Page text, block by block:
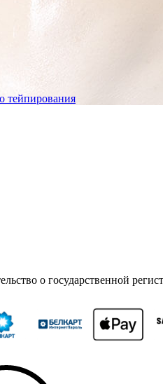
тейпирования
о государственной